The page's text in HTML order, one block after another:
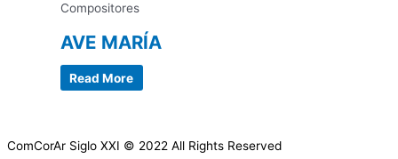
Compositores
AVE MARÍA
Read More
ComCorAr Siglo XXI © 2022 All Rights Reserved